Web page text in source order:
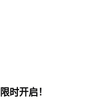
时开启！